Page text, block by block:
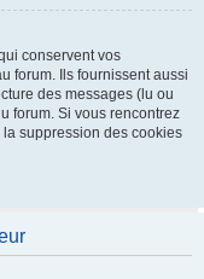
conservent vos
forum. Ils fournissent aussi
des messages (lu ou
forum. Si vous rencontrez
suppression des cookies